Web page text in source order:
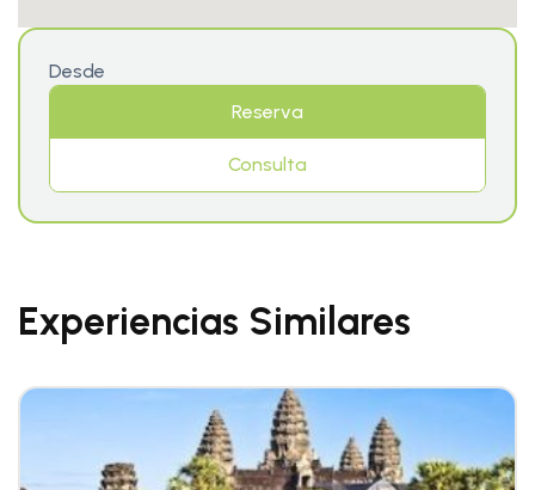
Desde
Reserva
Consulta
Experiencias Similares